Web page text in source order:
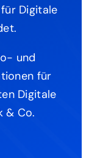
Digitale
und
für
Digitale
& Co.